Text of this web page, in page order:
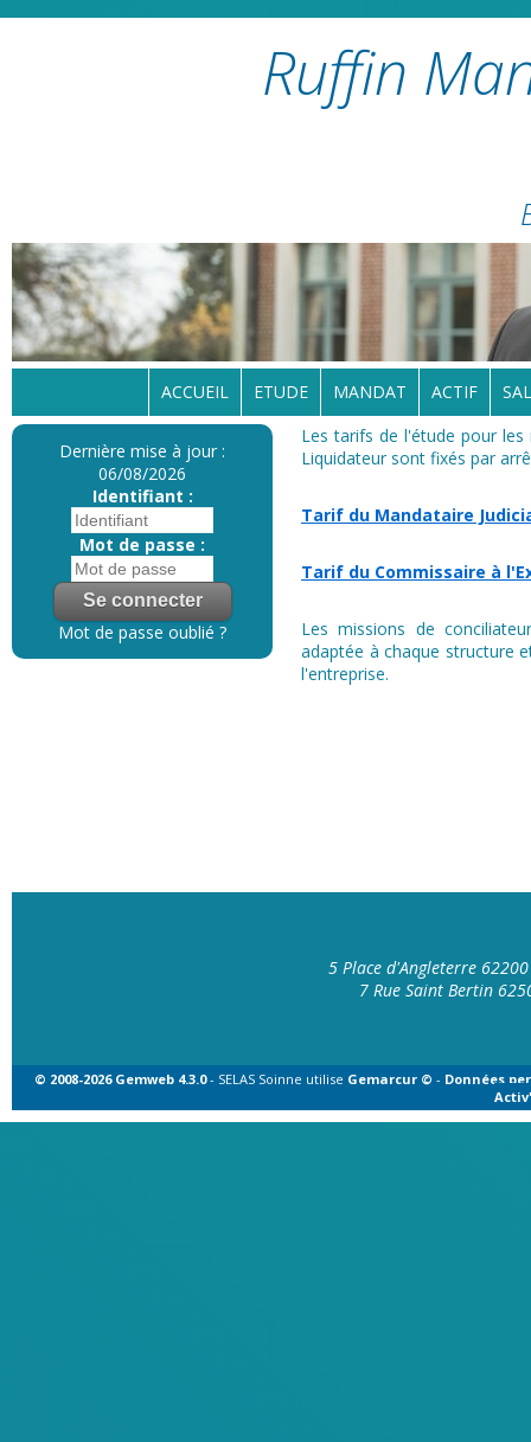
Ruffin
ACCUEIL ETUDE MANDAT ACTIF
Dernière mise à jour :
06/08/2026
Identifiant :
Mot de passe :
Mot de passe oublié ?
Les tarifs de l'étude pour les
Liquidateur sont fixés par
Tarif du Mandataire
Tarif du Commissaire à
Les missions de
adaptée à chaque structure
l'entreprise.
5 Place d'Angleterre
7 Rue Saint Bertin
© 2008-2026 Gemweb 4.3.0- SELAS Soinne utilise Gemarcur © - Données